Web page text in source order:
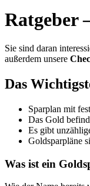
Ratgeber
Sie sind daran
außerdem unsere
Das
Sparplan mit
Das Gold
Es gibt
Goldsparpläne
Was ist ein